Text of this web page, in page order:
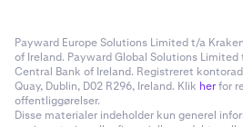
Payward Europe Solutions Limited t/a
of Ireland. Payward Global Solutions
Central Bank of Ireland. Registreret
Quay, Dublin, D02 R296, Ireland. Klik herfor
offentliggørelser.
Disse materialer indeholder kun generel